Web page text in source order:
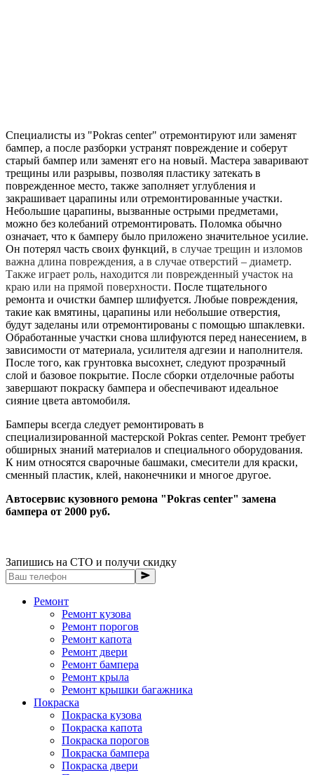
Специалисты из "Pokras center" отремонтируют или заменят
бампер, а после разборки устранят повреждение и соберут
старый бампер или заменят его на новый. Мастера заваривают
трещины или разрывы, позволяя пластику затекать в
поврежденное место, также заполняет углубления и
закрашивает царапины или отремонтированные участки.
Небольшие царапины, вызванные острыми предметами,
можно без колебаний отремонтировать. Поломка обычно
означает, что к бамперу было приложено значительное усилие.
Он потерял часть своих функций, в случае трещин и изломов
важна длина повреждения, а в случае отверстий – диаметр.
Также играет роль, находится ли поврежденный участок на
краю или на прямой поверхности. После тщательного
ремонта и очистки бампер шлифуется. Любые повреждения,
такие как вмятины, царапины или небольшие отверстия,
будут заделаны или отремонтированы с помощью шпаклевки.
Обработанные участки снова шлифуются перед нанесением, в
зависимости от материала, усилителя адгезии и наполнителя.
После того, как грунтовка высохнет, следуют прозрачный
слой и базовое покрытие. После сборки отделочные работы
завершают покраску бампера и обеспечивают идеальное
сияние цвета автомобиля.
Бамперы всегда следует ремонтировать в
специализированной мастерской Pokras center. Ремонт требует
обширных знаний материалов и специального оборудования.
К ним относятся сварочные башмаки, смесители для краски,
сменный пластик, клей, наконечники и многое другое.
Автосервис кузовного ремона "Pokras center" замена
бампера от 2000 руб.
Запишись на СТО и получи скидку
Ремонт
Ремонт кузова
Ремонт порогов
Ремонт капота
Ремонт двери
Ремонт бампера
Ремонт крыла
Ремонт крышки багажника
Покраска
Покраска кузова
Покраска капота
Покраска порогов
Покраска бампера
Покраска двери